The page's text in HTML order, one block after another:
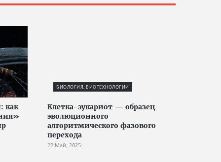
как
БИОЛОГИЯ, БИОТЕХНОЛОГИИ
Клетка-эукариот — образец
эволюционного
алгоритмического фазового
перехода
22 Май, 2025